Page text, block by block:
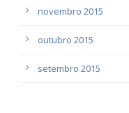
novembro 2015
outubro 2015
setembro 2015